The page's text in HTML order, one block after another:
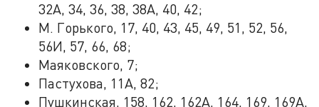
32А, 34, 36, 38, 38А, 40, 42;
М. Горького, 17, 40, 43, 45, 49, 51, 52, 56,
56И, 57, 66, 68;
Маяковского, 7;
Пастухова, 11А, 82;
Пушкинская, 158, 162, 162А, 164, 169, 169А,